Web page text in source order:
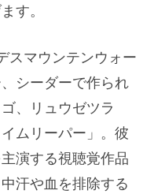
す。
スマウンテンウォー
シーダーで作られ
、リュウゼツラ
ムリーパー」。彼
演する視聴覚作品
汗や血を排除する